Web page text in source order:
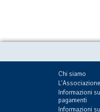
Chi siamo
L'Associazione
Informazioni
pagamenti
Informazioni